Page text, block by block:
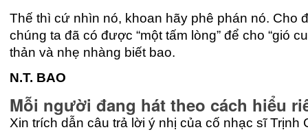
Thế thì cứ nhìn nó, khoan hãy phê phán nó. Cho
chúng ta đã có được “một tấm lòng” để cho “gió
thản và nhẹ nhàng biết bao.
N.T. BAO
Mỗi người đang hát theo cách hiểu
Xin trích dẫn câu trả lời ý nhị của cố nhạc sĩ Trịnh